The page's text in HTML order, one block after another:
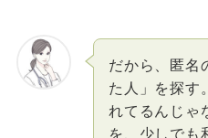
だから、匿名
た人」を探す
れてるんじゃ
を、少しで